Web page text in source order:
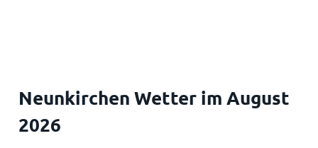
Neunkirchen Wetter im August
2026